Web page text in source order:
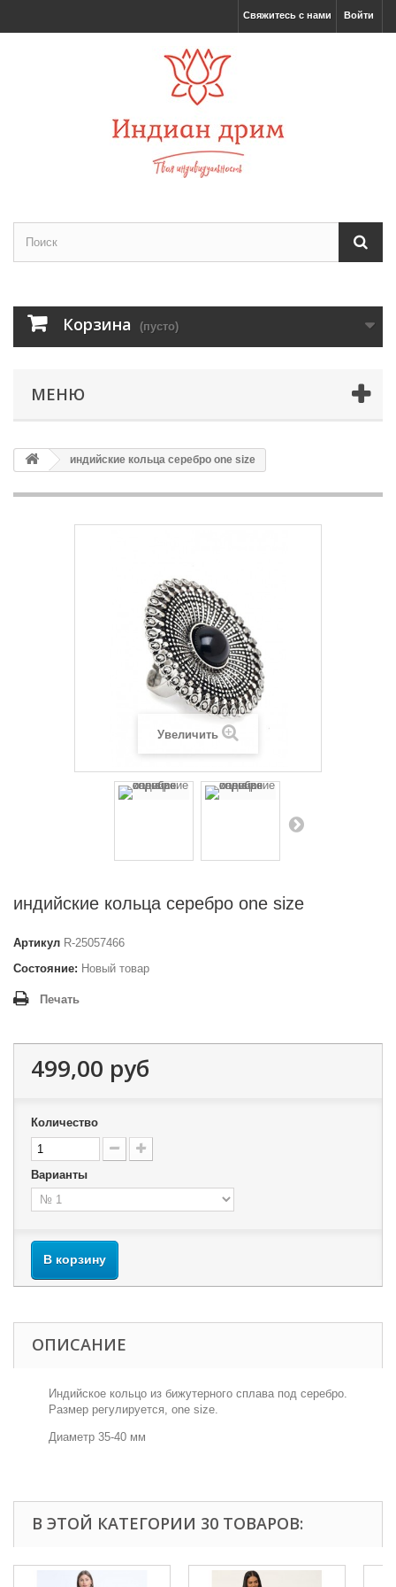
Войти
Свяжитесь с нами
Корзина (пусто)
МЕНЮ
индийские кольца серебро one size
Увеличить
индийские кольца серебро one size
Артикул R-25057466
Состояние: Новый товар
Печать
499,00 руб
Количество
Варианты
В корзину
ОПИСАНИЕ
Индийское кольцо из бижутерного сплава под серебро.
Размер регулируется, one size.
Диаметр 35-40 мм
В ЭТОЙ КАТЕГОРИИ 30 ТОВАРОВ: